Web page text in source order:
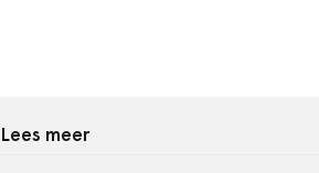
Lees meer